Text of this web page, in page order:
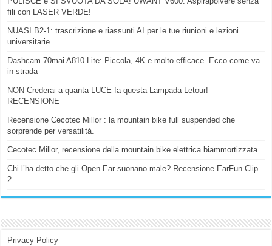
fili con LASER VERDE!
NUASI B2-1: trascrizione e riassunti AI per le tue riunioni e lezioni
universitarie
Dashcam 70mai A810 Lite: Piccola, 4K e molto efficace. Ecco come va
in strada
NON Crederai a quanta LUCE fa questa Lampada Letour! –
RECENSIONE
Recensione Cecotec Millor : la mountain bike full suspended che
sorprende per versatilità.
Cecotec Millor, recensione della mountain bike elettrica biammortizzata.
Chi l’ha detto che gli Open-Ear suonano male? Recensione EarFun Clip
2
Privacy Policy